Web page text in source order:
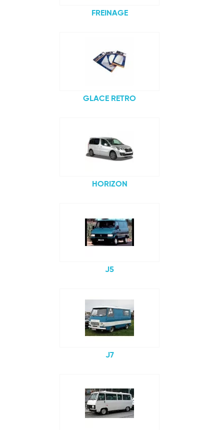
FREINAGE
GLACE RETRO
HORIZON
J5
J7